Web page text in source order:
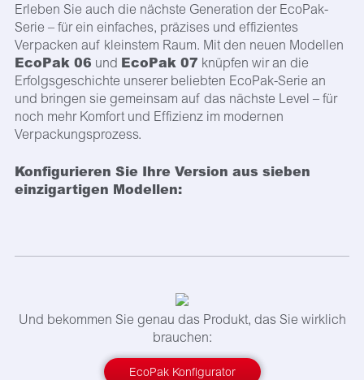
Erleben Sie auch die nächste Generation der EcoPak-
Serie – für ein einfaches, präzises und effizientes
Verpacken auf kleinstem Raum. Mit den neuen Modellen
EcoPak 06 und EcoPak 07 knüpfen wir an die
Erfolgsgeschichte unserer beliebten EcoPak-Serie an
und bringen sie gemeinsam auf das nächste Level – für
noch mehr Komfort und Effizienz im modernen
Verpackungsprozess.
Konfigurieren Sie Ihre Version aus sieben
einzigartigen Modellen:
Und bekommen Sie genau das Produkt, das Sie wirklich
brauchen:
EcoPak Konfigurator